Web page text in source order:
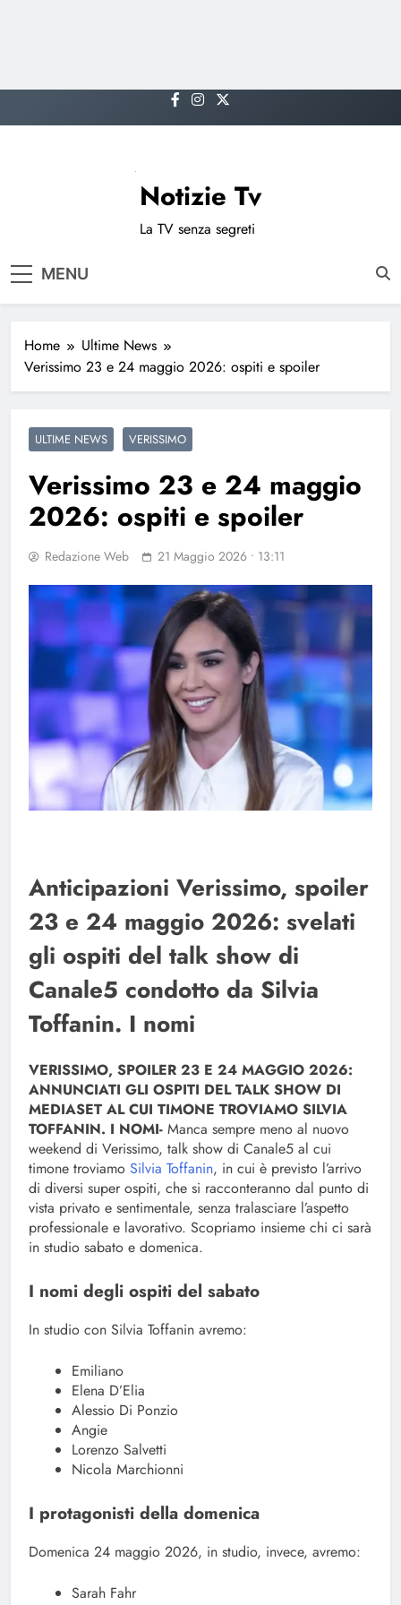
to
Notizie Tv
La TV senza segreti
MENU
Home
Ultime News
Verissimo 23 e 24 maggio 2026: ospiti e spoiler
ULTIME NEWS VERISSIMO
Verissimo 23 e 24 maggio
2026: ospiti e spoiler
Redazione Web 21 Maggio 2026 • 13:11
Anticipazioni Verissimo, spoiler
23 e 24 maggio 2026: svelati
gli ospiti del talk show di
Canale5 condotto da Silvia
Toffanin. I nomi
VERISSIMO, SPOILER 23 E 24 MAGGIO 2026:
ANNUNCIATI GLI OSPITI DEL TALK SHOW DI
MEDIASET AL CUI TIMONE TROVIAMO SILVIA
TOFFANIN. I NOMI- Manca sempre meno al nuovo
weekend di Verissimo, talk show di Canale5 al cui
timone troviamo Silvia Toffanin, in cui è previsto l’arrivo
di diversi super ospiti, che si racconteranno dal punto di
vista privato e sentimentale, senza tralasciare l’aspetto
professionale e lavorativo. Scopriamo insieme chi ci sarà
in studio sabato e domenica.
I nomi degli ospiti del sabato
In studio con Silvia Toffanin avremo:
Emiliano
Elena D’Elia
Alessio Di Ponzio
Angie
Lorenzo Salvetti
Nicola Marchionni
I protagonisti della domenica
Domenica 24 maggio 2026, in studio, invece, avremo:
Sarah Fahr